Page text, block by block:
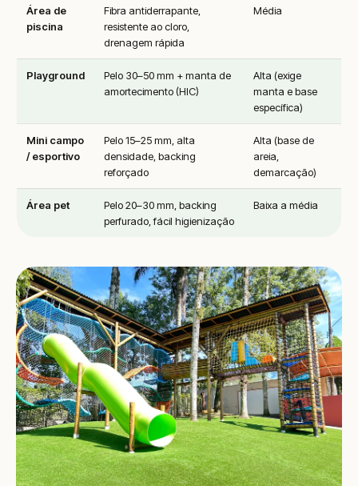
Área de
piscina
Fibra antiderrapante,
resistente ao cloro,
drenagem rápida
Média
Playground
Pelo 30–50 mm + manta de
amortecimento (HIC)
Alta (exige
manta e base
específica)
Mini campo
/ esportivo
Pelo 15–25 mm, alta
densidade, backing
reforçado
Alta (base de
areia,
demarcação)
Área pet
Pelo 20–30 mm, backing
perfurado, fácil higienização
Baixa a média